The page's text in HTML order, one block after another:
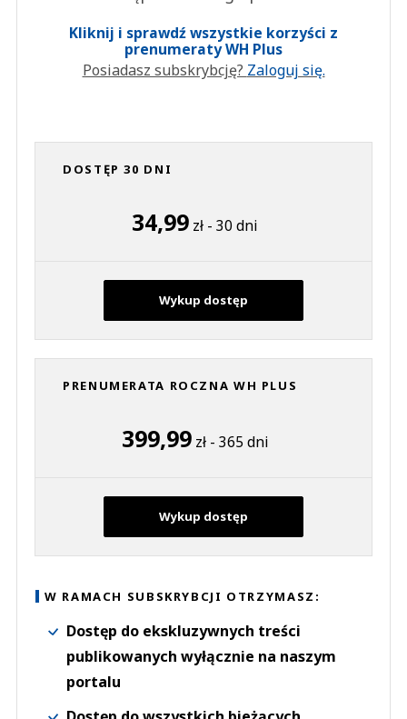
Kliknij i sprawdź wszystkie korzyści z
prenumeraty WH Plus
Posiadasz subskrybcję? Zaloguj się.
DOSTĘP 30 DNI
34,99 zł - 30 dni
Wykup dostęp
PRENUMERATA ROCZNA WH PLUS
399,99zł - 365 dni
Wykup dostęp
W RAMACH SUBSKRYBCJI OTRZYMASZ:
Dostęp do ekskluzywnych treści
publikowanych wyłącznie na naszym
portalu